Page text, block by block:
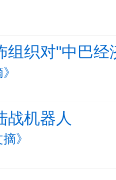
组织对"中巴
战机器人
》